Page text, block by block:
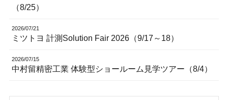
（8/25）
2026/07/21
ミツトヨ 計測Solution Fair 2026（9/17～18）
2026/07/15
中村留精密工業 体験型ショールーム見学ツアー（8/4）